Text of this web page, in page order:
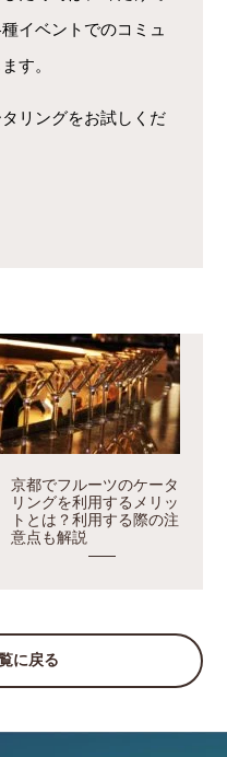
イベントでのコミュ
す。
リングをお試しくだ
京都でフルーツのケータ
リングを利用するメリッ
トとは？利用する際の注
意点も解説
に戻る